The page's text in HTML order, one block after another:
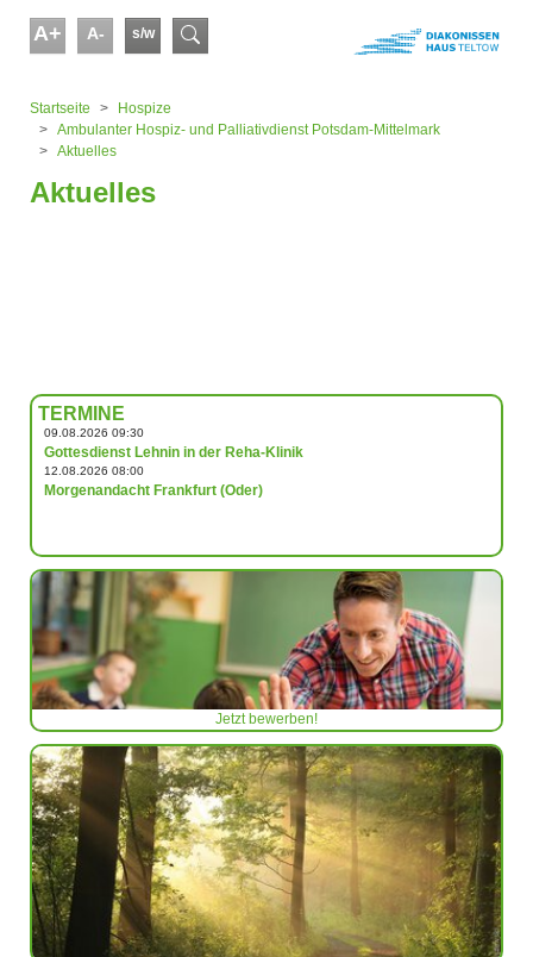
A+ A- s/w Suchformular
Startseite
Hospize
Ambulanter Hospiz- und Palliativdienst Potsdam-Mittelmark
Aktuelles
Aktuelles
TERMINE
09.08.2026 09:30
Gottesdienst Lehnin in der Reha-Klinik
12.08.2026 08:00
Morgenandacht Frankfurt (Oder)
Jetzt bewerben!